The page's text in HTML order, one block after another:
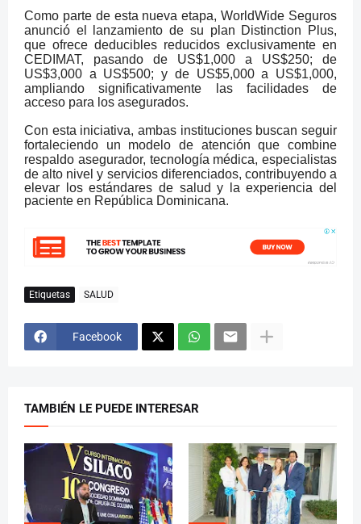
Como parte de esta nueva etapa, WorldWide Seguros
anunció el lanzamiento de su plan Distinction Plus,
que ofrece deducibles reducidos exclusivamente en
CEDIMAT, pasando de US$1,000 a US$250; de
US$3,000 a US$500; y de US$5,000 a US$1,000,
ampliandosignificativamente las facilidades de
acceso para los asegurados.
Con esta iniciativa, ambas instituciones buscan seguir
fortaleciendo un modelo de atención que combine
respaldo asegurador, tecnología médica, especialistas
de alto nivel y servicios diferenciados, contribuyendo a
elevar los estándares de salud y la experiencia del
paciente en República Dominicana.
Etiquetas SALUD
Facebook
TAMBIÉN LE PUEDE INTERESAR